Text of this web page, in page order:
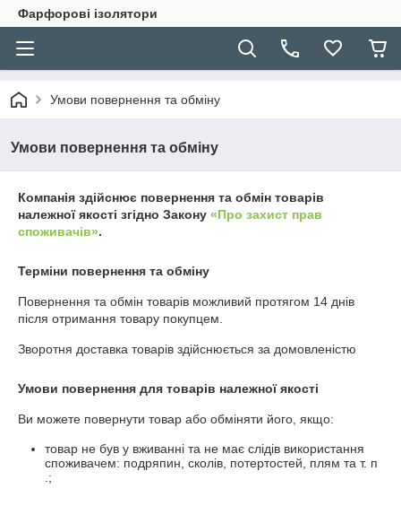
Фарфорові ізолятори
Умови повернення та обміну
Умови повернення та обміну
Компанія здійснює повернення та обмін товарів
належної якості згідно Закону «Про захист прав
споживачів».
Терміни повернення та обміну
Повернення та обмін товарів можливий протягом 14 днів
після отримання товару покупцем.
Зворотня доставка товарів здійснюється за домовленістю
Умови повернення для товарів належної якості
Ви можете повернути товар або обміняти його, якщо:
товар не був у вживанні та не має слідів використання
споживачем: подряпин, сколів, потертостей, плям та т. п
.;